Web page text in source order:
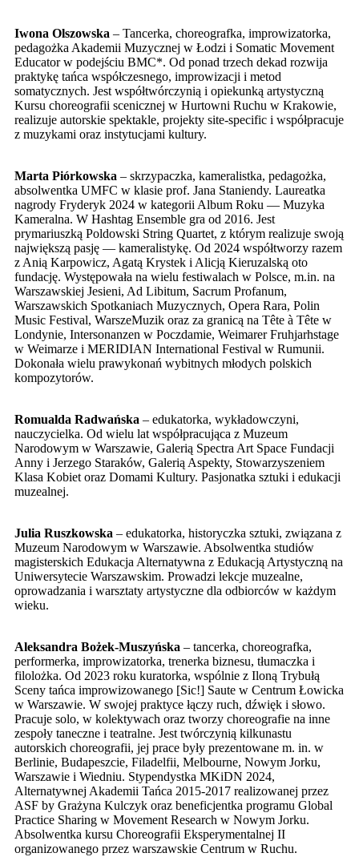
Iwona Olszowska – Tancerka, choreografka, improwizatorka,
pedagożka Akademii Muzycznej w Łodzi i Somatic Movement
Educator w podejściu BMC*. Od ponad trzech dekad rozwija
praktykę tańca współczesnego, improwizacji i metod
somatycznych. Jest współtwórczynią i opiekunką artystyczną
Kursu choreografii scenicznej w Hurtowni Ruchu w Krakowie,
realizuje autorskie spektakle, projekty site-specific i współpracuje
z muzykami oraz instytucjami kultury.
Marta Piórkowska – skrzypaczka, kameralistka, pedagożka,
absolwentka UMFC w klasie prof. Jana Staniendy. Laureatka
nagrody Fryderyk 2024 w kategorii Album Roku — Muzyka
Kameralna. W Hashtag Ensemble gra od 2016. Jest
prymariuszką Poldowski String Quartet, z którym realizuje swoją
największą pasję — kameralistykę. Od 2024 współtworzy razem
z Anią Karpowicz, Agatą Krystek i Alicją Kieruzalską oto
fundację. Występowała na wielu festiwalach w Polsce, m.in. na
Warszawskiej Jesieni, Ad Libitum, Sacrum Profanum,
Warszawskich Spotkaniach Muzycznych, Opera Rara, Polin
Music Festival, WarszeMuzik oraz za granicą na Tête à Tête w
Londynie, Intersonanzen w Poczdamie, Weimarer Fruhjarhstage
w Weimarze i MERIDIAN International Festival w Rumunii.
Dokonała wielu prawykonań wybitnych młodych polskich
kompozytorów.
Romualda Radwańska – edukatorka, wykładowczyni,
nauczycielka. Od wielu lat współpracująca z Muzeum
Narodowym w Warszawie, Galerią Spectra Art Space Fundacji
Anny i Jerzego Staraków, Galerią Aspekty, Stowarzyszeniem
Klasa Kobiet oraz Domami Kultury. Pasjonatka sztuki i edukacji
muzealnej.
Julia Ruszkowska – edukatorka, historyczka sztuki, związana z
Muzeum Narodowym w Warszawie. Absolwentka studiów
magisterskich Edukacja Alternatywna z Edukacją Artystyczną na
Uniwersytecie Warszawskim. Prowadzi lekcje muzealne,
oprowadzania i warsztaty artystyczne dla odbiorców w każdym
wieku.
Aleksandra Bożek-Muszyńska – tancerka, choreografka,
performerka, improwizatorka, trenerka biznesu, tłumaczka i
filolożka. Od 2023 roku kuratorka, wspólnie z Iloną Trybułą
Sceny tańca improwizowanego [Sic!] Saute w Centrum Łowicka
w Warszawie. W swojej praktyce łączy ruch, dźwięk i słowo.
Pracuje solo, w kolektywach oraz tworzy choreografie na inne
zespoły taneczne i teatralne. Jest twórczynią kilkunastu
autorskich choreografii, jej prace były prezentowane m. in. w
Berlinie, Budapeszcie, Filadelfii, Melbourne, Nowym Jorku,
Warszawie i Wiedniu. Stypendystka MKiDN 2024,
Alternatywnej Akademii Tańca 2015-2017 realizowanej przez
ASF by Grażyna Kulczyk oraz beneficjentka programu Global
Practice Sharing w Movement Research w Nowym Jorku.
Absolwentka kursu Choreografii Eksperymentalnej II
organizowanego przez warszawskie Centrum w Ruchu.